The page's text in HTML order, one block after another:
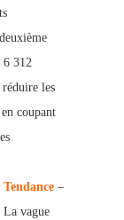
6 312
les
coupant
Tendance –
La vague